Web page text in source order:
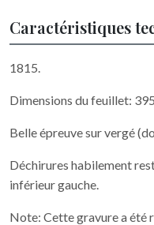
Caractéristiques
1815.
Dimensions du feuillet:
Belle épreuve sur vergé
Déchirures habilement
inférieur gauche.
Note: Cette gravure a été